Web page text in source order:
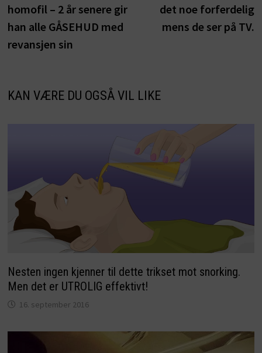
homofil – 2 år senere gir
han alle GÅSEHUD med
revansjen sin
det noe forferdelig
mens de ser på TV.
KAN VÆRE DU OGSÅ VIL LIKE
Nesten ingen kjenner til dette trikset mot snorking.
Men det er UTROLIG effektivt!
16. september 2016